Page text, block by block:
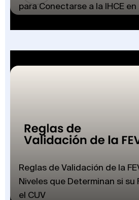
para Conectarse a la IHCE
Reglas de Validación de la
Niveles que Determinan si
el CUV